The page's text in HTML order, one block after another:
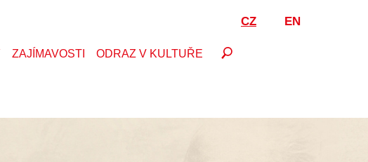
CZ EN
ZAJÍMAVOSTI ODRAZ V KULTUŘE